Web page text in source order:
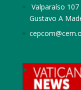
Valparaíso
Gustavo A